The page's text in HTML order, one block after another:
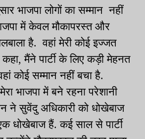
भाजपा लोगों का सम्मान नहीं
में केवल मौकापरस्त और
है. वहां मेरी कोई इज्जत
मैंने पार्टी के लिए कड़ी मेहनत
कोई सम्मान नहीं बचा है.
भाजपा में बने रहना परेशानी
ने सुवेंदु अधिकारी को धोखेबाज
धोखेबाज हैं. कई साल से पार्टी